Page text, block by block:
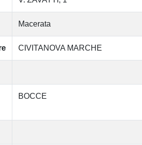
Macerata
CIVITANOVA MARCHE
BOCCE